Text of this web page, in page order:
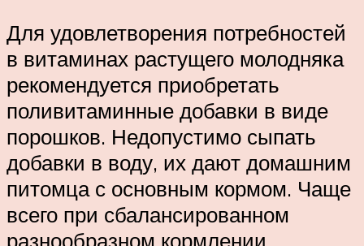
Для удовлетворения потребностей
в витаминах растущего молодняка
рекомендуется приобретать
поливитаминные добавки в виде
порошков. Недопустимо сыпать
добавки в воду, их дают домашним
питомца с основным кормом. Чаще
всего при сбалансированном
разнообразном кормлении,